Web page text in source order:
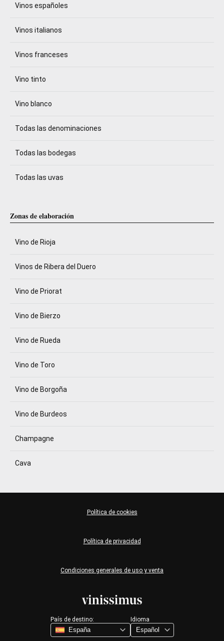
Vinos españoles
Vinos italianos
Vinos franceses
Vino tinto
Vino blanco
Todas las denominaciones
Todas las bodegas
Todas las uvas
Zonas de elaboración
Vino de Rioja
Vinos de Ribera del Duero
Vino de Priorat
Vino de Bierzo
Vino de Rueda
Vino de Toro
Vino de Borgoña
Vino de Burdeos
Champagne
Cava
País de destino: Idioma
Condiciones generales de uso y venta
Política de privacidad
Política de cookies